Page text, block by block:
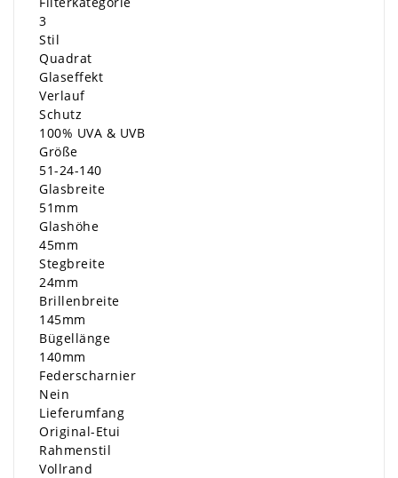
3
Stil
Quadrat
Glaseffekt
Verlauf
Schutz
100% UVA & UVB
Größe
51-24-140
Glasbreite
51mm
Glashöhe
45mm
Stegbreite
24mm
Brillenbreite
145mm
Bügellänge
140mm
Federscharnier
Nein
Lieferumfang
Original-Etui
Rahmenstil
Vollrand